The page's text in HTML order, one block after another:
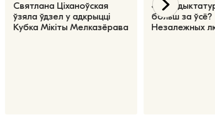
Святлана Ціханоўская
ўзяла ўдзел у адкрыцці
Кубка Мікіты Мелказёрава
«Чаго
больш за ўсё?
Незалежных